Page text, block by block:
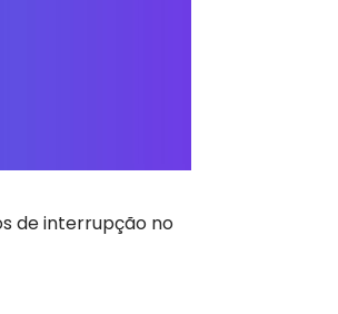
de interrupção no